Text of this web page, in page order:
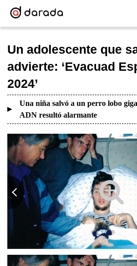
Un adolescente que
advierte: ‘Evacuad
2024’
Una niña salvó a un perro lobo
ADN resultó alarmante